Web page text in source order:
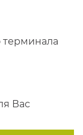
терминала
Вас